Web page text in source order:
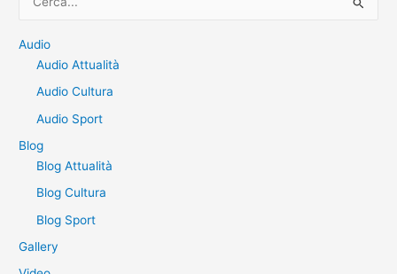
r
Audio
Audio Attualità
Audio Cultura
Audio Sport
Blog
Blog Attualità
Blog Cultura
Blog Sport
Gallery